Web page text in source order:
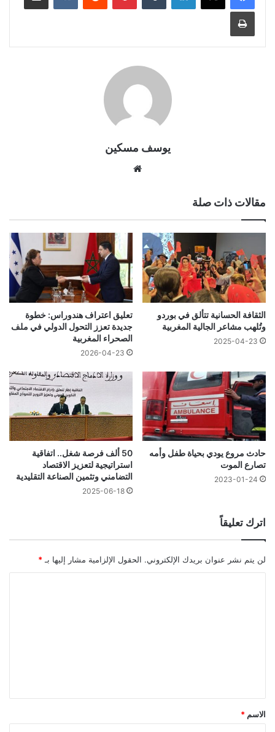
طباعة
يوسف مسكين
مقالات ذات صلة
الثقافة الحسانية تتألق في بوردو
وتُلهب مشاعر الجالية المغربية
2025-04-23
تعليق اعتراف هندوراس: خطوة
جديدة تعزز التحول الدولي في ملف
الصحراء المغربية
2026-04-23
حادث مروع يودي بحياة طفل وأمه
تصارع الموت
2023-01-24
50 ألف فرصة شغل.. اتفاقية
استراتيجية لتعزيز الاقتصاد
التضامني وتثمين الصناعة التقليدية
2025-06-18
اترك تعليقاً
لن يتم نشر عنوان بريدك الإلكتروني. الحقول الإلزامية مشار إليها بـ *
*
الاسم *